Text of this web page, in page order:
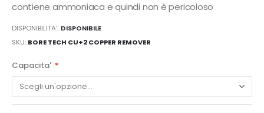
contiene ammoniaca e quindi non è pericoloso
DISPONIBILITA': DISPONIBILE
SKU BORE TECH CU+2 COPPER REMOVER
Capacita'